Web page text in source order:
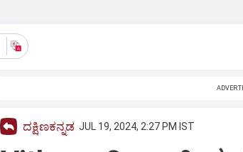
ದಕ್ಷಿಣಕನ್ನಡ JUL 19, 2024, 2:27 PM IST